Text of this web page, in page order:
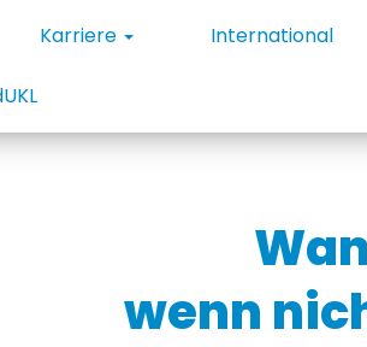
Karriere International
wenn